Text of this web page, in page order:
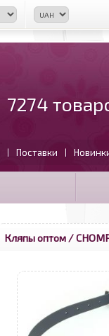
7274
| Поставки |
Кляпы оптом/